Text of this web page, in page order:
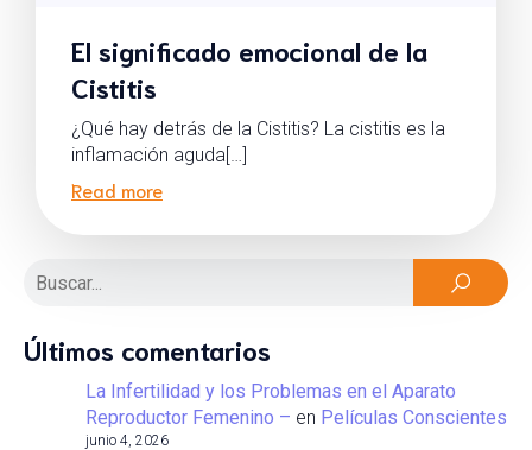
El significado emocional de la
Cistitis
¿Qué hay detrás de la Cistitis? La cistitis es la
inflamación aguda[…]
Read more
Últimos comentarios
La Infertilidad y los Problemas en el Aparato
Reproductor Femenino – en Películas Conscientes
junio 4, 2026